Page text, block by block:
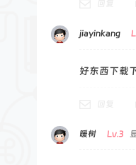
jiayinkang
好东西下载
暖树 Lv.3